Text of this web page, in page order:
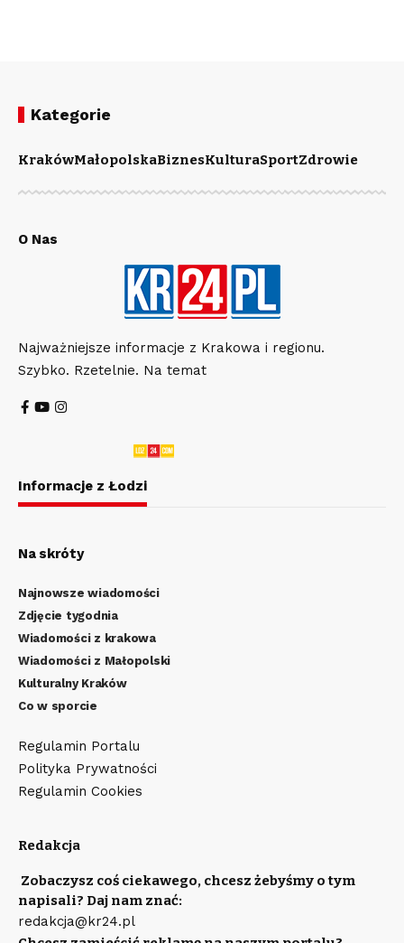
Kategorie
KrakówMałopolskaBiznesKulturaSportZdrowie
O Nas
Najważniejsze informacje z Krakowa i regionu.
Szybko. Rzetelnie. Na temat
Informacje z Łodzi
Na skróty
Najnowsze wiadomości
Zdjęcie tygodnia
Wiadomości z krakowa
Wiadomości z Małopolski
Kulturalny Kraków
Co w sporcie
Regulamin Portalu
Polityka Prywatności
Regulamin Cookies
Redakcja
Zobaczysz coś ciekawego, chcesz żebyśmy o tym
napisali? Daj nam znać:
redakcja@kr24.pl